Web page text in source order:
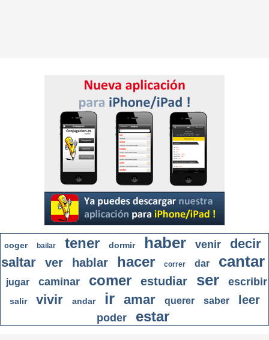
coger bailar tener dormir haber venir
decir
saltar
ver hablar hacer correr dar cantar
jugar caminar comer estudiar ser escribir
salir vivir andar ir amar querer saber leer
poder estar